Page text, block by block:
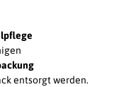
entsorgt werden.